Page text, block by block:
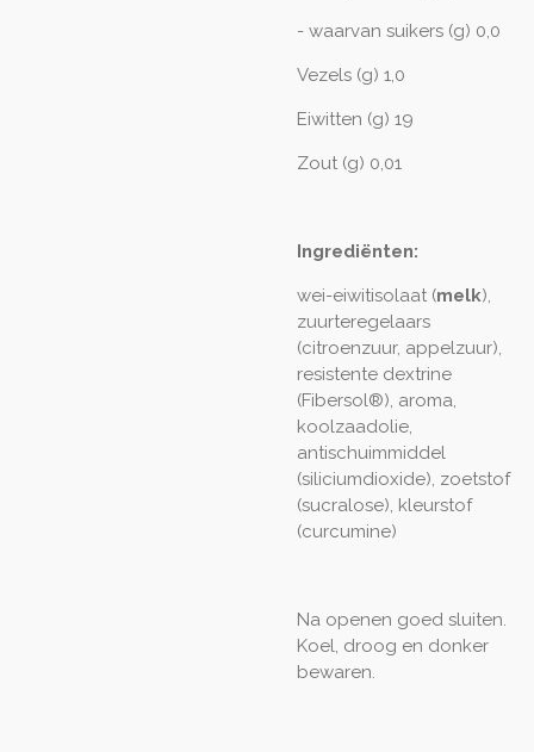
- waarvan suikers (g) 0,0
Vezels (g) 1,0
Eiwitten (g) 19
Zout (g) 0,01
Ingrediënten:
wei-eiwitisolaat (melk),
zuurteregelaars
(citroenzuur, appelzuur),
resistente dextrine
(Fibersol®), aroma,
koolzaadolie,
antischuimmiddel
(siliciumdioxide), zoetstof
(sucralose), kleurstof
(curcumine)
Na openen goed sluiten.
Koel, droog en donker
bewaren.